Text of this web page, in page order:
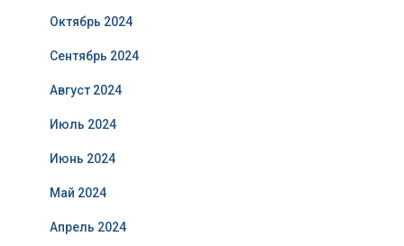
Октябрь 2024
Сентябрь 2024
Август 2024
Июль 2024
Июнь 2024
Май 2024
Апрель 2024